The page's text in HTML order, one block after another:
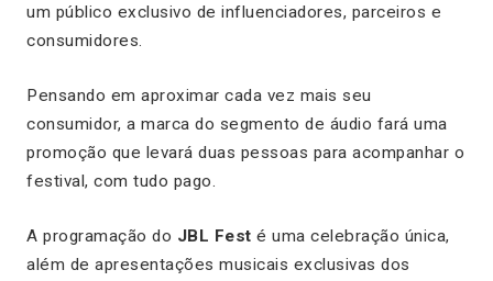
um público exclusivo de influenciadores, parceiros e
consumidores.
Pensando em aproximar cada vez mais seu
consumidor, a marca do segmento de áudio fará uma
promoção que levará duas pessoas para acompanhar o
festival, com tudo pago.
A programação do JBL Fest é uma celebração única,
além de apresentações musicais exclusivas dos